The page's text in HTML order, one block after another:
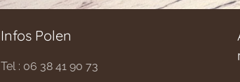
Infos Polen
Tel : 06 38 41 90 73